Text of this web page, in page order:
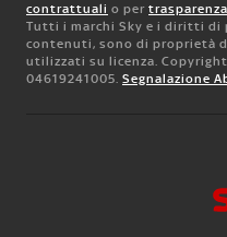
contrattuali o per
Tutti i marchi Sky e i diritti
contenuti, sono di proprietà
utilizzati su licenza. Copyright
04619241005. Segnalazione